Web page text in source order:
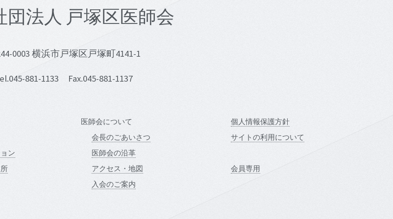
団法人 戸塚区医師会
0003 横浜市戸塚区戸塚町4141-1
881-1133 Fax.045-881-1137
ン
医師会について
会長のごあいさつ
医師会の沿革
アクセス・地図
入会のご案内
個人情報保護方針
サイトの利用について
会員専用